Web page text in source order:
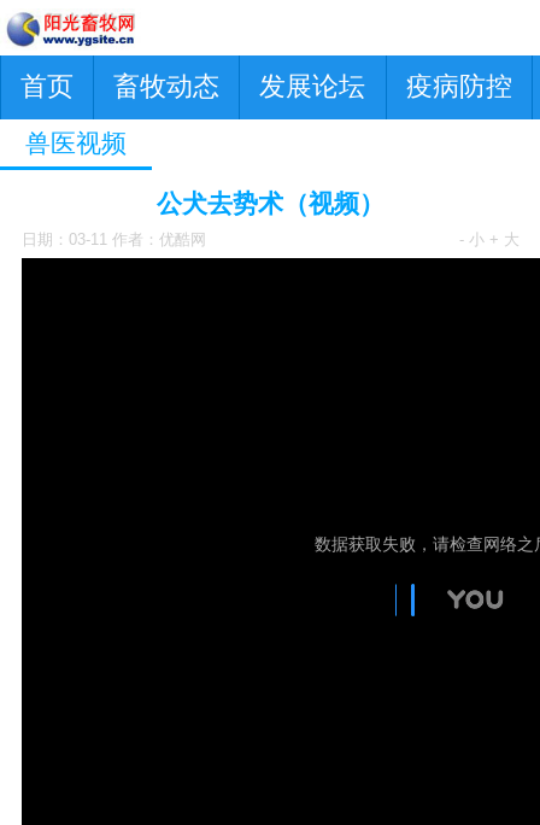
首页 畜牧动态 发展论坛 疫病防控
兽医视频
公犬去势术（视频）
日期：03-11 作者：优酷网 - 小 + 大